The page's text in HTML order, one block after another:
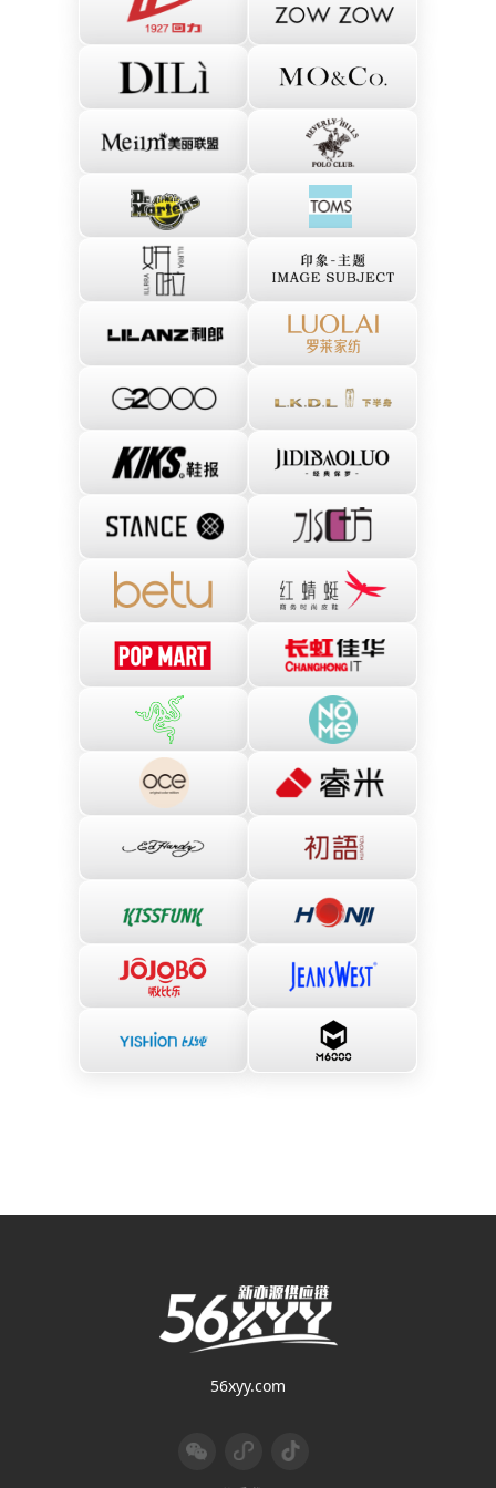
56xyy.com